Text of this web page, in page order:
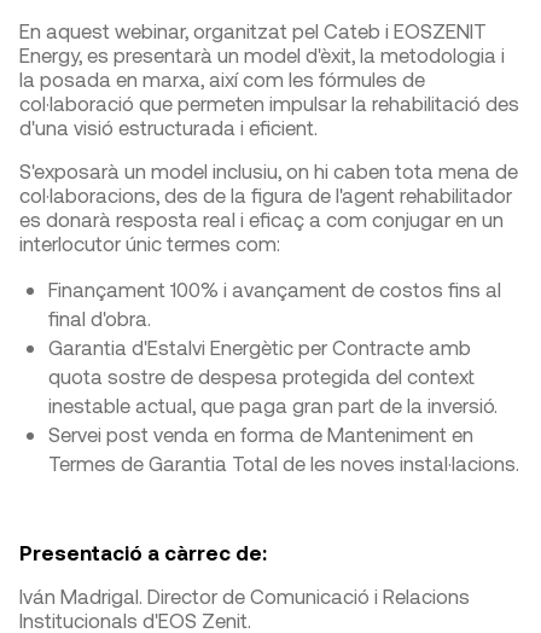
En aquest webinar, organitzat pel Cateb i EOSZENIT
Energy, es presentarà un model d'èxit, la metodologia i
la posada en marxa, així com les fórmules de
col·laboració que permeten impulsar la rehabilitació des
d'una visió estructurada i eficient.
S'exposarà un model inclusiu, on hi caben tota mena de
col·laboracions, des de la figura de l'agent rehabilitador
es donarà resposta real i eficaç a com conjugar en un
interlocutor únic termes com:
Finançament 100% i avançament de costos fins al
final d'obra.
Garantia d'Estalvi Energètic per Contracte amb
quota sostre de despesa protegida del context
inestable actual, que paga gran part de la inversió.
Servei post venda en forma de Manteniment en
Termes de Garantia Total de les noves instal·lacions.
Presentació a càrrec de:
Iván Madrigal. Director de Comunicació i Relacions
Institucionals d'EOS Zenit.